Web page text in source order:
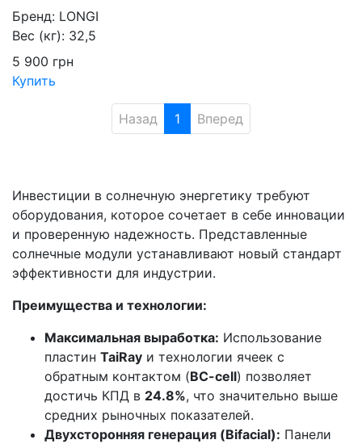
Бренд: LONGI
Вес (кг): 32,5
5 900 грн
Купить
Назад 1 Вперед
Инвестиции в солнечную энергетику требуют
оборудования, которое сочетает в себе инновации
и проверенную надежность. Представленные
солнечные модули устанавливают новый стандарт
эффективности для индустрии.
Преимущества и технологии:
Максимальная выработка: Использование
пластин TaiRay и технологии ячеек с
обратным контактом (BC-cell) позволяет
достичь КПД в 24.8%, что значительно выше
средних рыночных показателей.
Двухсторонняя генерация (Bifacial): Панели